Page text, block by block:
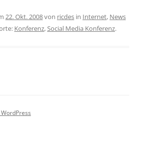
22. Okt. 2008von ricdes in Internet, News
Konferenz,Social Media Konferenz.